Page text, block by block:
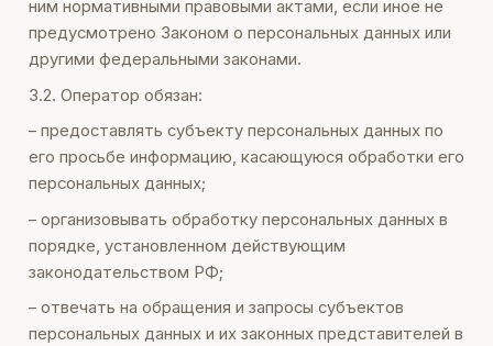
ним нормативными правовыми актами, если иное не
предусмотрено Законом о персональных данных или
другими федеральными законами.
3.2. Оператор обязан:
– предоставлять субъекту персональных данных по
его просьбе информацию, касающуюся обработки его
персональных данных;
– организовывать обработку персональных данных в
порядке, установленном действующим
законодательством РФ;
– отвечать на обращения и запросы субъектов
персональных данных и их законных представителей в